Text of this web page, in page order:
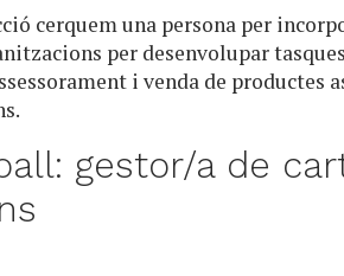
cerquem una persona per
per desenvolupar
i venda de productes
gestor/a de